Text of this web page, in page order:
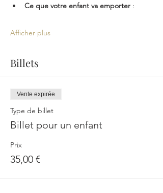
Ce que votre enfant va emporter :
Afficher plus
Billets
Vente expirée
Type de billet
Billet pour un enfant
Prix
35,00 €